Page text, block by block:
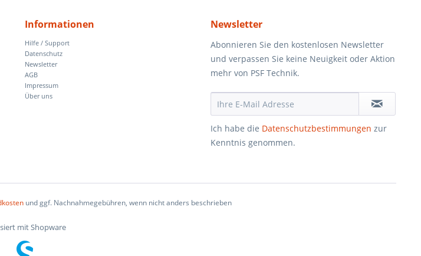
Informationen
Hilfe / Support
Datenschutz
Newsletter
AGB
Impressum
Über uns
Newsletter
Abonnieren Sie den kostenlosen Newsletter
und verpassen Sie keine Neuigkeit oder Aktion
mehr von PSF Technik.
Ich habe die Datenschutzbestimmungen zur
Kenntnis genommen.
und ggf. Nachnahmegebühren, wenn nicht anders beschrieben
mit Shopware